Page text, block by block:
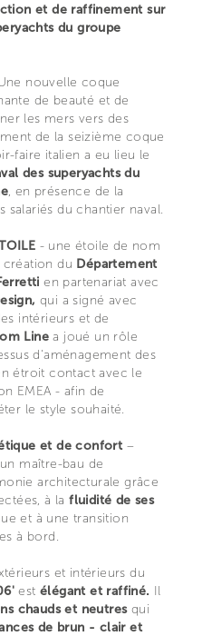
et de raffinement sur
du groupe
nouvelle coque
de beauté et de
les mers vers des
de la seizième coque
faire italien a eu lieu le
des superyachts du
, en présence de la
du chantier naval.
- une étoile de nom
création du Département
en partenariat avec
qui a signé avec
intérieurs et de
Linea joué un rôle
d'aménagement des
étroit contact avec le
EMEA - afin de
le style souhaité.
et de confort –
maître-bau de
architecturale grâce
à lafluidité de ses
et à une transition
à bord.
et intérieurs du
est élégant et raffiné. Il
chauds et neutresqui
de brun - clair et